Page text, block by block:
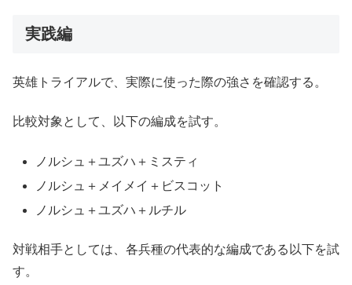
実践編
英雄トライアルで、実際に使った際の強さを確認する。
比較対象として、以下の編成を試す。
ノルシュ＋ユズハ＋ミスティ
ノルシュ＋メイメイ＋ビスコット
ノルシュ＋ユズハ＋ルチル
対戦相手としては、各兵種の代表的な編成である以下を試
す。